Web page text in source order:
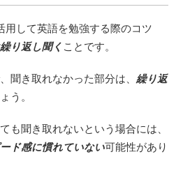
用して英語を勉強する際のコツ
り返し聞く ことです。
聞き取れなかった部分は、 繰り返
う。
も聞き取れないという場合には、
ド感に慣れていない可能性があり